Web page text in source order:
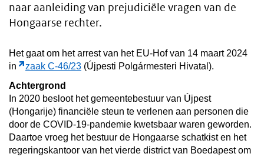
naar aanleiding van prejudiciële vragen van de
Hongaarse rechter.
Het gaat om het arrest van het EU-Hof van 14 maart 2024
in
zaak C-46/23 (Újpesti Polgármesteri Hivatal).
Achtergrond
In 2020 besloot het gemeentebestuur van Újpest
(Hongarije) financiële steun te verlenen aan personen die
door de COVID-19-pandemie kwetsbaar waren geworden.
Daartoe vroeg het bestuur de Hongaarse schatkist en het
regeringskantoor van het vierde district van Boedapest om